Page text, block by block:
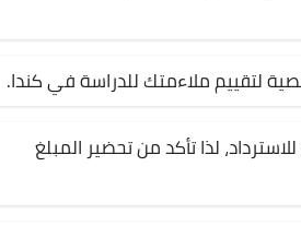
لتقييم ملاءمتك للدراسة في كندا.
لذا تأكد من تحضير المبلغ